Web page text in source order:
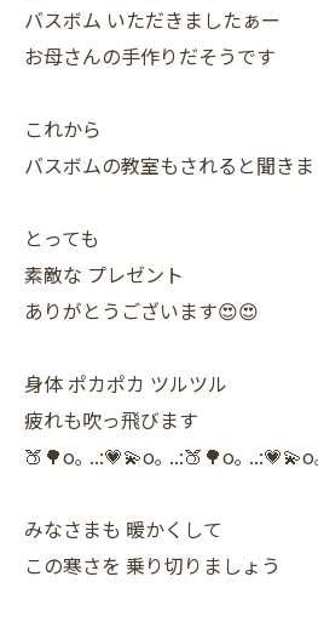
バスボム いただきましたぁー
お母さんの手作りだそうです
これから
バスボムの教室もされると聞きま
とっても
素敵な プレゼント
ありがとうございます😍😍
身体 ポカポカ ツルツル
疲れも吹っ飛びます
🍑🌳o｡ ..:💗💫o｡ ..:🍑🌳o｡
みなさまも 暖かくして
この寒さを 乗り切りましょう